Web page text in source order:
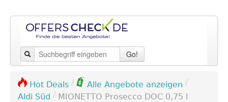
Go!
Hot Deals / Alle Angebote anzeigen /
Aldi Süd / MIONETTO Prosecco DOC 0,75 l